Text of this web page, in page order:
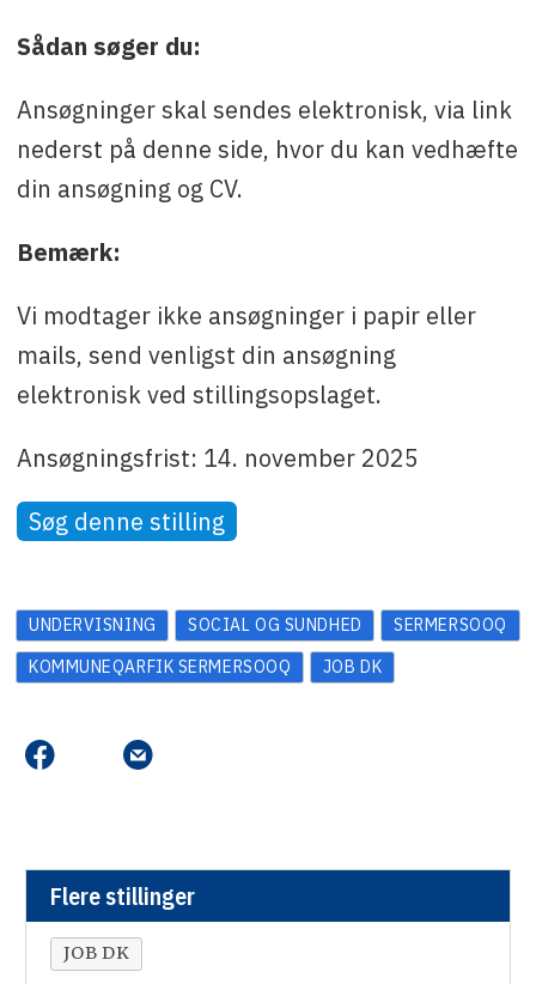
Sådan søger du:
Ansøgninger skal sendes elektronisk, via link
nederst på denne side, hvor du kan vedhæfte
din ansøgning og CV.
Bemærk:
Vi modtager ikke ansøgninger i papir eller
mails, send venligst din ansøgning
elektronisk ved stillingsopslaget.
Ansøgningsfrist: 14. november 2025
Søg denne stilling
UNDERVISNING SOCIAL OG SUNDHED
SERMERSOOQ
KOMMUNEQARFIK SERMERSOOQ
JOB DK
Flere stillinger
JOB DK